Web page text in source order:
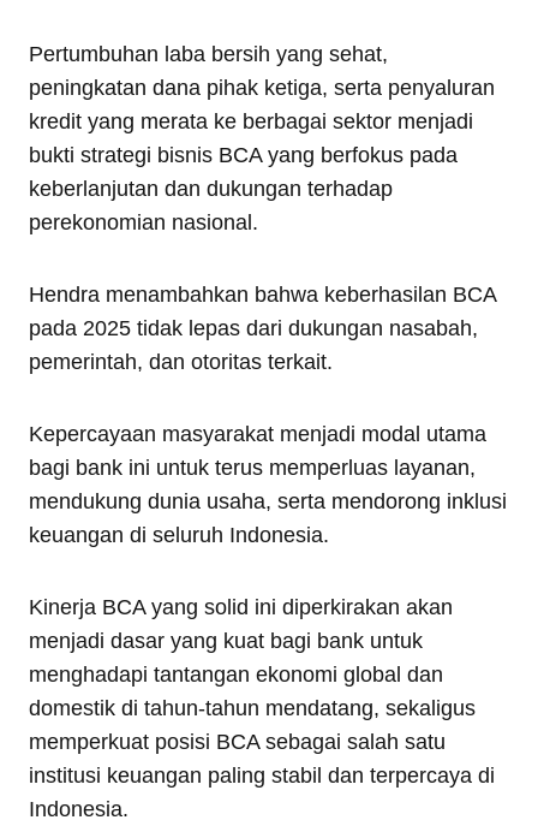
Pertumbuhan laba bersih yang sehat,
peningkatan dana pihak ketiga, serta penyaluran
kredit yang merata ke berbagai sektor menjadi
bukti strategi bisnis BCA yang berfokus pada
keberlanjutan dan dukungan terhadap
perekonomian nasional.
Hendra menambahkan bahwa keberhasilan BCA
pada 2025 tidak lepas dari dukungan nasabah,
pemerintah, dan otoritas terkait.
Kepercayaan masyarakat menjadi modal utama
bagi bank ini untuk terus memperluas layanan,
mendukung dunia usaha, serta mendorong inklusi
keuangan di seluruh Indonesia.
Kinerja BCA yang solid ini diperkirakan akan
menjadi dasar yang kuat bagi bank untuk
menghadapi tantangan ekonomi global dan
domestik di tahun-tahun mendatang, sekaligus
memperkuat posisi BCA sebagai salah satu
institusi keuangan paling stabil dan terpercaya di
Indonesia.